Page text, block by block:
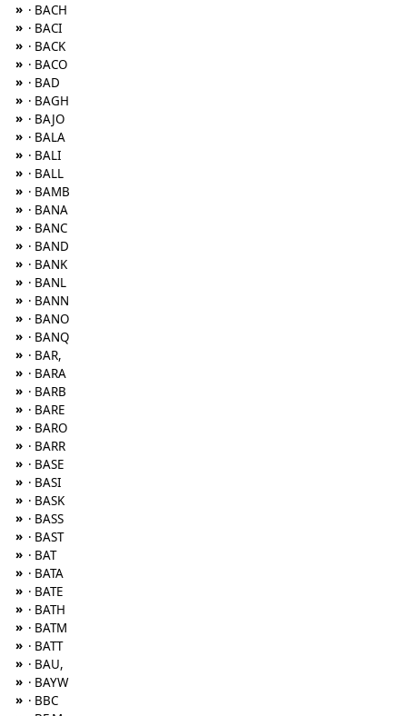
» · BACH
» · BACI
» · BACK
» · BACO
» · BAD
» · BAGH
» · BAJO
» · BALA
» · BALI
» · BALL
» · BAMB
» · BANA
» · BANC
» · BAND
» · BANK
» · BANL
» · BANN
» · BANO
» · BANQ
» · BAR,
» · BARA
» · BARB
» · BARE
» · BARO
» · BARR
» · BASE
» · BASI
» · BASK
» · BASS
» · BAST
» · BAT
» · BATA
» · BATE
» · BATH
» · BATM
» · BATT
» · BAU,
» · BAYW
» · BBC